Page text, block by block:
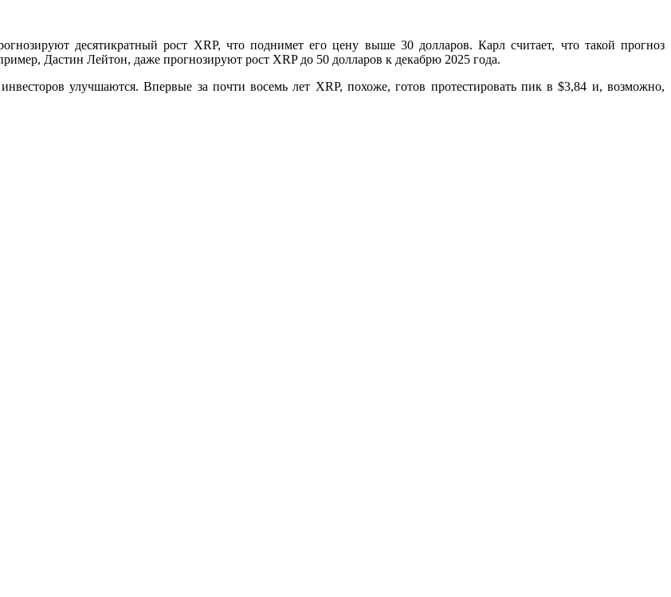
десятикратный рост XRP, что поднимет его цену выше 30 долларов. Карл считает, что такой прогноз
Дастин Лейтон, даже прогнозируют рост XRP до 50 долларов к декабрю 2025 года.
улучшаются. Впервые за почти восемь лет XRP, похоже, готов протестировать пик в $3,84 и, возможно,